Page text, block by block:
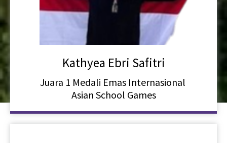
Kathyea Ebri Safitri
Juara 1 Medali Emas Internasional
Asian School Games